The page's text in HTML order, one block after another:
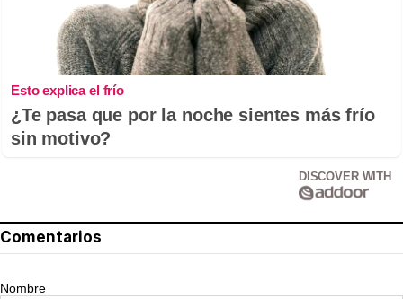
Esto explica el frío
¿Te pasa que por la noche sientes más frío
sin motivo?
DISCOVER WITH
Comentarios
Nombre